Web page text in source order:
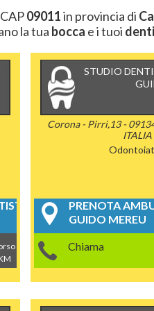
09011in provincia di
la tua bocca e i tuoi denti
STUDIO
Corona - Pirri,13 -
ITALIA
PRENOTA
GUIDO MEREU
Chiama